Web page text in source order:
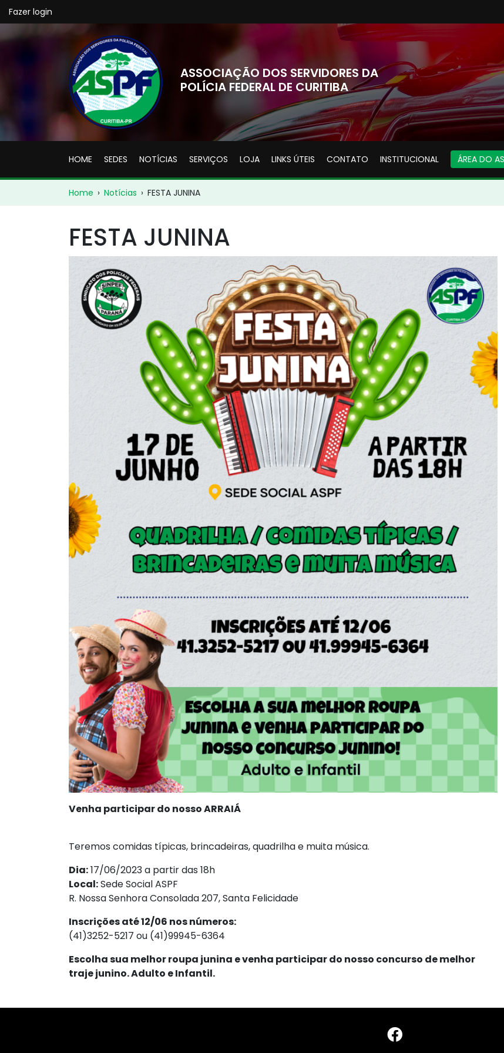
Fazer login
ASSOCIAÇÃO DOS SERVIDORES DA
POLÍCIA FEDERAL DE CURITIBA
HOME SEDES NOTÍCIAS SERVIÇOS LOJA LINKS ÚTEIS CONTATO INSTITUCIONAL ÁREA DO
Home › Notícias › FESTA JUNINA
FESTA JUNINA
Venha participar do nosso ARRAIÁ
Teremos comidas típicas, brincadeiras, quadrilha e muita música.
Dia:17/06/2023 a partir das 18h
Local:Sede Social ASPF
R. Nossa Senhora Consolada 207, Santa Felicidade
Inscrições até 12/06 nos números:
(41)3252-5217 ou (41)99945-6364
Escolha sua melhor roupa junina e venha participar do nosso concurso de melhor
traje junino. Adulto e Infantil.